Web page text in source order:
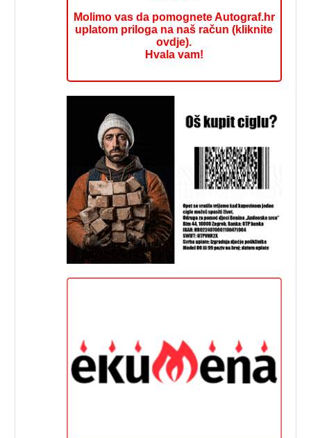
Molimo vas da pomognete Autograf.hr
uplatom priloga na naš račun (kliknite
ovdje).
Hvala vam!